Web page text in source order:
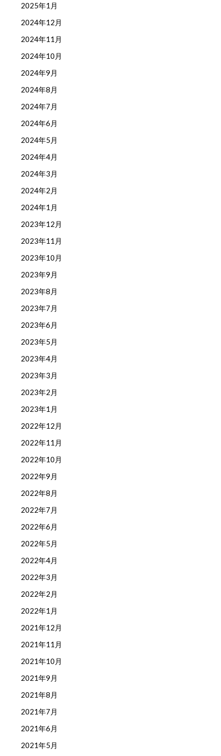
2025年1月
2024年12月
2024年11月
2024年10月
2024年9月
2024年8月
2024年7月
2024年6月
2024年5月
2024年4月
2024年3月
2024年2月
2024年1月
2023年12月
2023年11月
2023年10月
2023年9月
2023年8月
2023年7月
2023年6月
2023年5月
2023年4月
2023年3月
2023年2月
2023年1月
2022年12月
2022年11月
2022年10月
2022年9月
2022年8月
2022年7月
2022年6月
2022年5月
2022年4月
2022年3月
2022年2月
2022年1月
2021年12月
2021年11月
2021年10月
2021年9月
2021年8月
2021年7月
2021年6月
2021年5月